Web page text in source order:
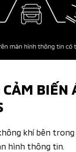
CẢM BIẾN
khí bên trong
hình thông tin.